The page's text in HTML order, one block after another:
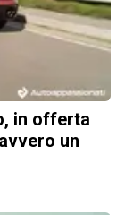
in offerta
un